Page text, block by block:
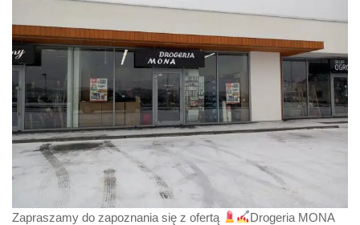
Zapraszamy do zapoznania się z ofertą
Drogeria MONA